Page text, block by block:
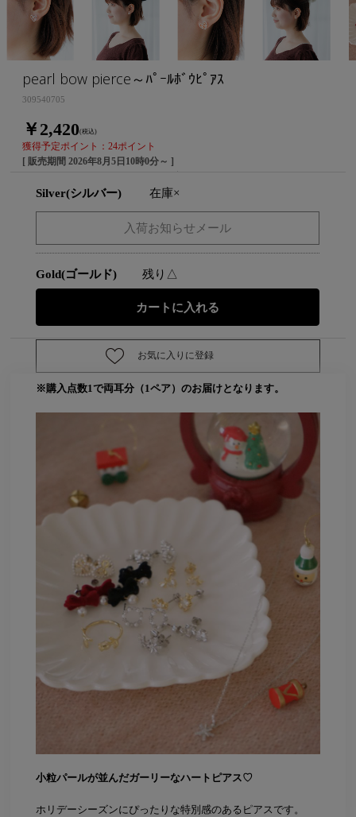
pearl bow pierce～ﾊﾟｰﾙﾎﾞｳﾋﾟｱｽ
309540705
￥2,420(税込)
獲得予定ポイント：24ポイント
[ 販売期間 2026年8月5日10時0分～ ]
Silver(シルバー) 在庫×
Gold(ゴールド) 残り△
お気に入りに登録
※購入点数1で両耳分（1ペア）のお届けとなります。
小粒パールが並んだガーリーなハートピアス♡
ホリデーシーズンにぴったりな特別感のあるピアスです。